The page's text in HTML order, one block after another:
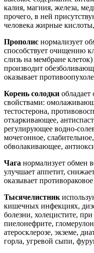
калия, магния, железа,
прочего, в ней
человека жирные
Прополис нормализует
способствует очищению
слизь на мембране
производит
оказывает
Корень солодки
свойствами:
тестостерона,
отхаркивающее,
регулирующее водно-
мочегонное,
обволакивающее,
Чага нормализует обмен
улучшает аппетит,
оказывает
Тысячелистник
кишечных инфекциях,
болезни, холецистите,
пиелонефрите,
атеросклерозе, экземе,
горла, угревой сыпи,